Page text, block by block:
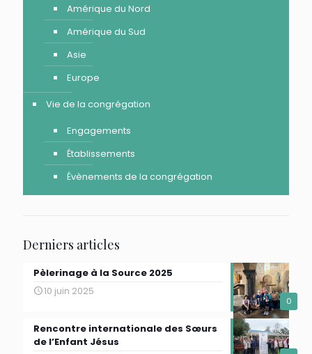
Amérique du Nord
Amérique du Sud
Asie
Europe
Vie de la congrégation
Engagements
Établissements
Évènements de la congrégation
Derniers articles
0
Pèlerinage à la Source 2025
10 juin 2025
Rencontre internationale des Sœurs
de l’Enfant Jésus